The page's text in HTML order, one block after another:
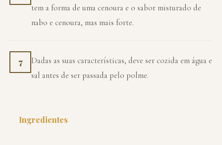
tem a forma de uma cenoura e o sabor misturado de
nabo e cenoura, mas mais forte.
7
Dadas as suas características, deve ser cozida em água e
sal antes de ser passada pelo polme.
Ingredientes